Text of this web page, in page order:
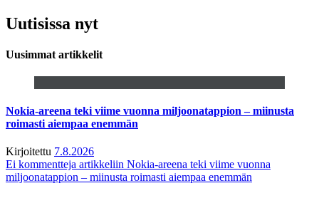
Uutisissa nyt
Uusimmat artikkelit
Nokia-areena teki viime vuonna miljoonatappion – miinusta
roimasti aiempaa enemmän
Kirjoitettu 7.8.2026
Ei kommentteja artikkeliin Nokia-areena teki viime vuonna
miljoonatappion – miinusta roimasti aiempaa enemmän